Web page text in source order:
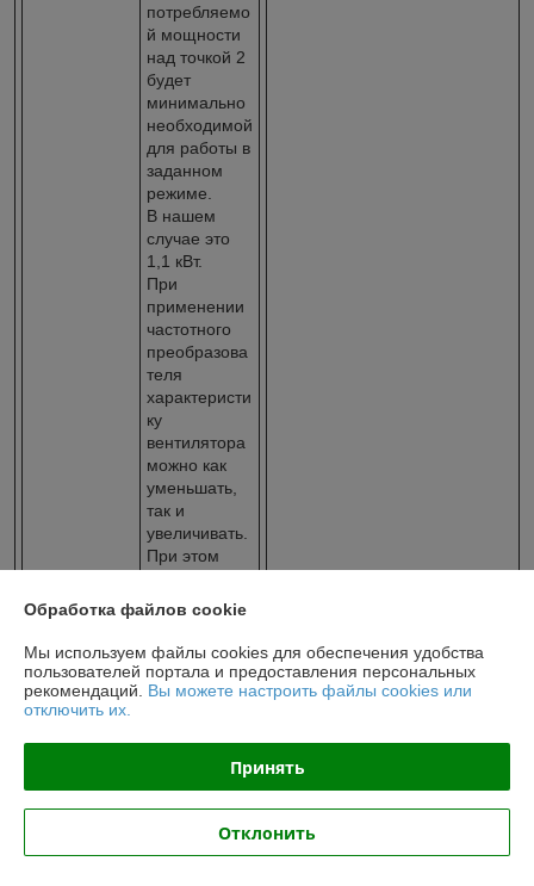
потребляемо
й мощности
над точкой 2
будет
минимально
необходимой
для работы в
заданном
режиме.
В нашем
случае это
1,1 кВт.
При
применении
частотного
преобразова
теля
характеристи
ку
вентилятора
можно как
уменьшать,
так и
увеличивать.
При этом
регулировки
превышать
300 Па вниз
и 200 Па
характеристи
Также
необходимо
Обработка файлов cookie
Мы используем файлы cookies для обеспечения удобства
пользователей портала и предоставления персональных
рекомендаций. Вы можете настроить файлы cookies или
отключить их.
Принять
Отклонить